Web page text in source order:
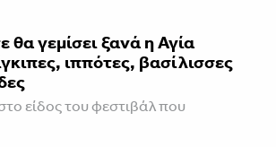
θα γεμίσει ξανά η Αγία
ιππότες, βασίλισσες
είδος του φεστιβάλ που